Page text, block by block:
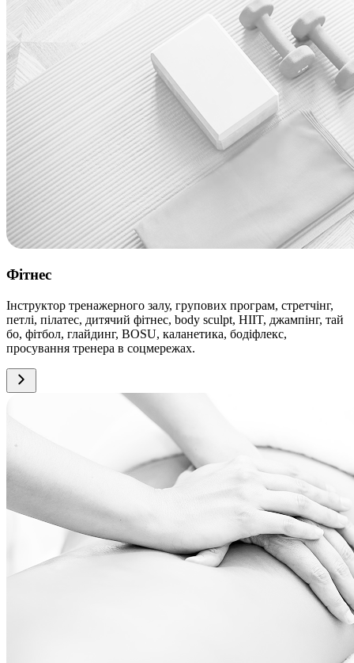
Фітнес
Інструктор тренажерного залу, групових програм, стретчінг,
петлі, пілатес, дитячий фітнес, body sculpt, HIIT, джампінг, тай
бо, фітбол, глайдинг, BOSU, каланетика, бодіфлекс,
просування тренера в соцмережах.